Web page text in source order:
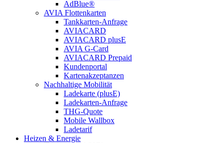
AdBlue®
AVIA Flottenkarten
Tankkarten-Anfrage
AVIACARD
AVIACARD plusE
AVIA G-Card
AVIACARD Prepaid
Kundenportal
Kartenakzeptanzen
Nachhaltige Mobilität
Ladekarte (plusE)
Ladekarten-Anfrage
THG-Quote
Mobile Wallbox
Ladetarif
Heizen & Energie